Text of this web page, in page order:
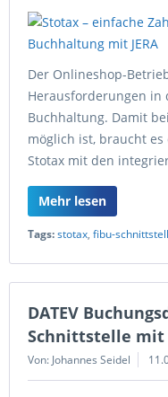
Der Onlineshop-
Herausforderungen in
Buchhaltung. Damit
möglich ist, braucht es
Stotax mit den
Mehr lesen
Tags:stotax, fibu-
DATEV
Schnittstelle
Von: Johannes Seidel